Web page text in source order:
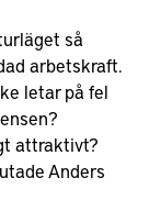
så
arbetskraft.
letar på fel
attraktivt?
Anders